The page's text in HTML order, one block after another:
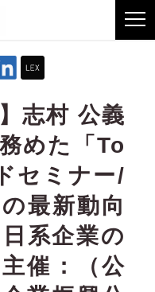
志村 公義
めた「To
セミナー/
最新動向
系企業の
催：（公